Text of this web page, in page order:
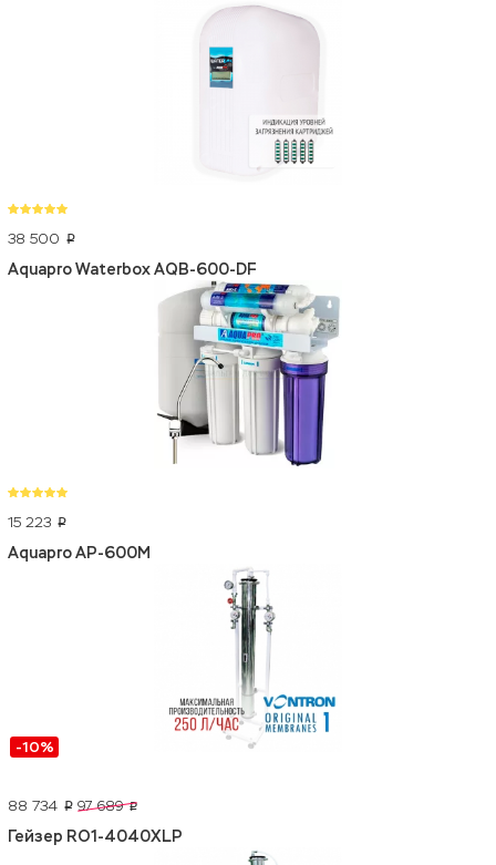
38 500 p
Aquapro Waterbox AQB-600-DF
15 223 p
Aquapro AP-600M
-10%
88 734 p 97 689 p
Гейзер RO1-4040XLP